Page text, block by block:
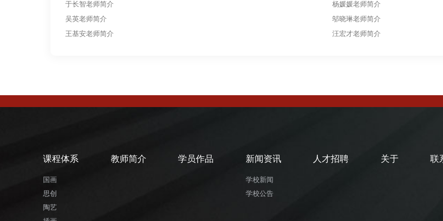
于长智老师简介
杨媛媛老师简介
吴英老师简介
邬晓琳老师简介
王基安老师简介
汪宏才老师简介
课程体系
国画
思创
陶艺
教师简介 学员作品 新闻资讯
学校新闻
学校公告
人才招聘 关于 联